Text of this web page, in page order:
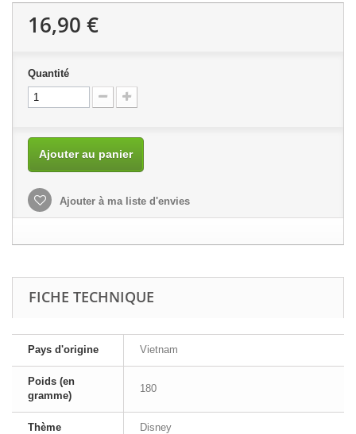
16,90 €
Quantité
Ajouter au panier
Ajouter à ma liste d'envies
FICHE TECHNIQUE
Pays d'origine Vietnam
Poids (en
gramme)
180
Thème Disney